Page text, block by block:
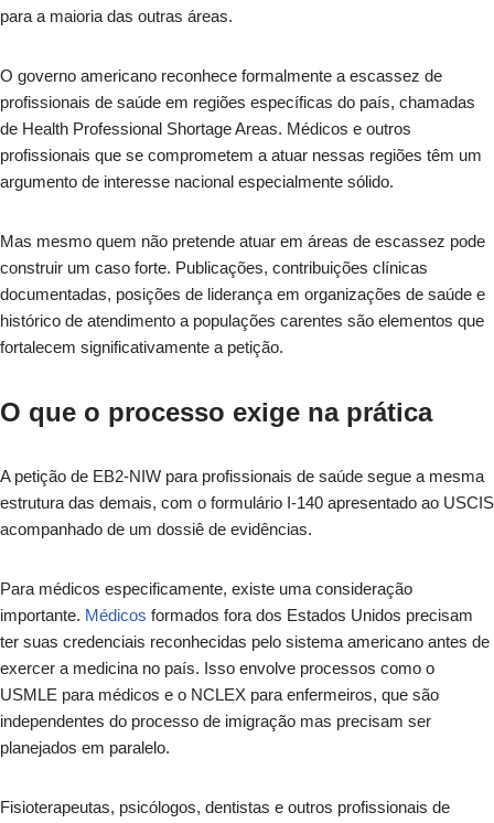
para a maioria das outras áreas.
O governo americano reconhece formalmente a escassez de
profissionais de saúde em regiões específicas do país, chamadas
de Health Professional Shortage Areas. Médicos e outros
profissionais que se comprometem a atuar nessas regiões têm um
argumento de interesse nacional especialmente sólido.
Mas mesmo quem não pretende atuar em áreas de escassez pode
construir um caso forte. Publicações, contribuições clínicas
documentadas, posições de liderança em organizações de saúde e
histórico de atendimento a populações carentes são elementos que
fortalecem significativamente a petição.
O que o processo exige na prática
A petição de EB2-NIW para profissionais de saúde segue a mesma
estrutura das demais, com o formulário I-140 apresentado ao USCIS
acompanhado de um dossiê de evidências.
Para médicos especificamente, existe uma consideração
importante. Médicos formados fora dos Estados Unidos precisam
ter suas credenciais reconhecidas pelo sistema americano antes de
exercer a medicina no país. Isso envolve processos como o
USMLE para médicos e o NCLEX para enfermeiros, que são
independentes do processo de imigração mas precisam ser
planejados em paralelo.
Fisioterapeutas, psicólogos, dentistas e outros profissionais de